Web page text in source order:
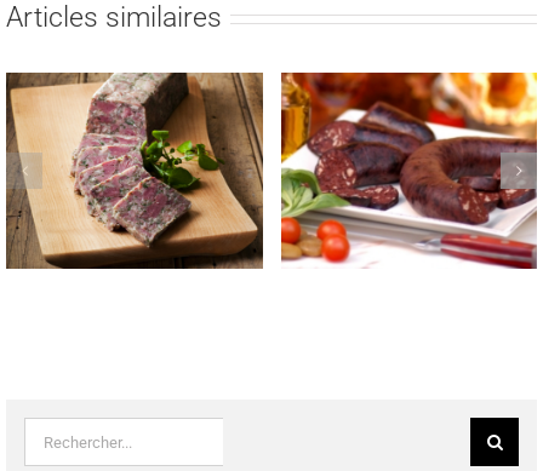
Articles similaires
CONCOURS REGIONAUX
2023 BOUDIN NOIR & PATE
DE CAMPAGNE
Résultats alpha des concours
FROMAGE DE TETE &
SAUCISSON A L’AIL FUME
Rechercher: